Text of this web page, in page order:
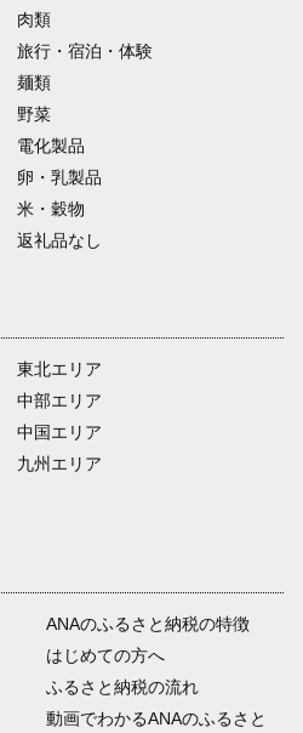
肉類
旅行・宿泊・体験
麺類
野菜
電化製品
卵・乳製品
米・穀物
返礼品なし
東北エリア
中部エリア
中国エリア
九州エリア
ANAのふるさと納税の特徴
はじめての方へ
ふるさと納税の流れ
動画でわかるANAのふるさと